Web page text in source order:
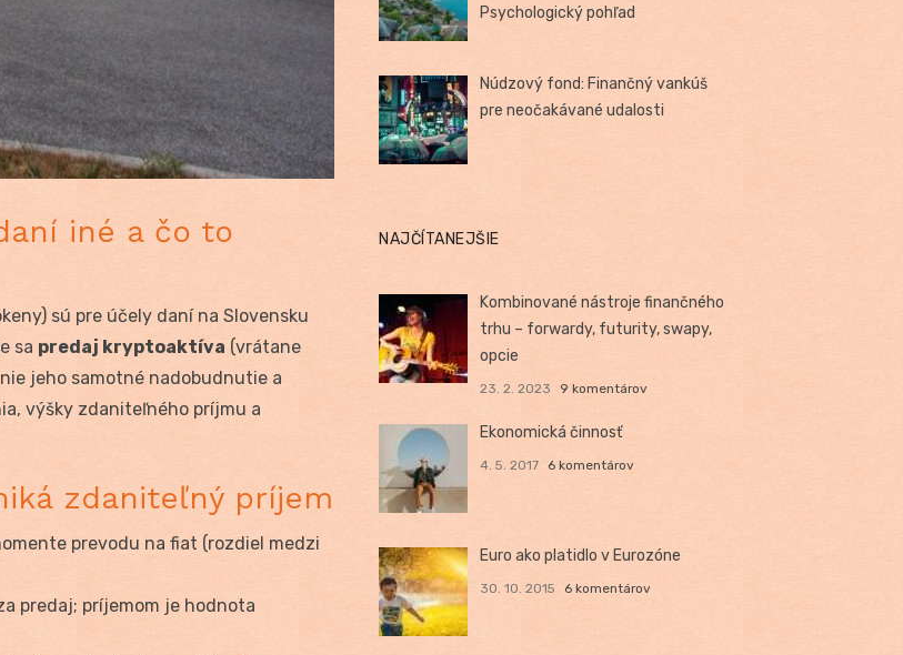
iné a čo to
sú pre účely daní na Slovensku
sa predaj kryptoaktíva (vrátane
jeho samotné nadobudnutie a
výšky zdaniteľného príjmu a
zdaniteľný príjem
prevodu na fiat (rozdiel medzi
predaj; príjemom je hodnota
Psychologický pohľad
Núdzový fond: Finančný vankúš
pre neočakávané udalosti
NAJČÍTANEJŠIE
Kombinované nástroje finančného
trhu – forwardy, futurity, swapy,
opcie
23. 2. 2023 9 komentárov
Ekonomická činnosť
4. 5. 2017 6 komentárov
Euro ako platidlo v Eurozóne
30. 10. 2015 6 komentárov